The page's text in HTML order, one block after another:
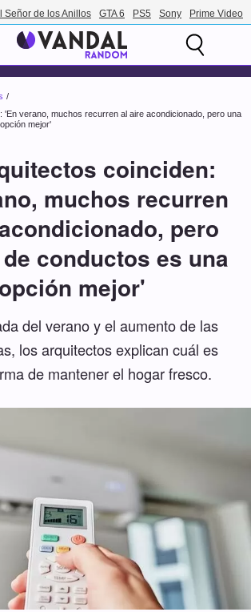
Señor de los Anillos GTA 6 PS5 Sony Prime Video
'En verano, muchos recurren al aire acondicionado, pero una
mejor'
coinciden:
muchos recurren
pero
conductos es una
opción mejor'
del verano y el aumento de las
los arquitectos explican cuál es
de mantener el hogar fresco.